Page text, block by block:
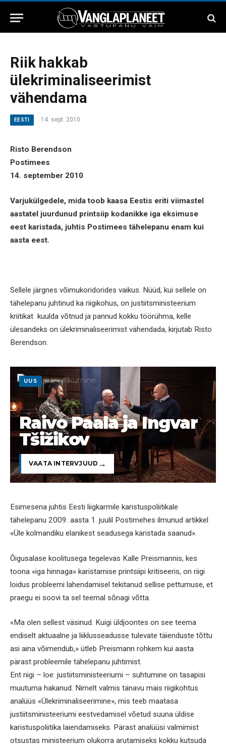
Riik hakkab
ülekriminaliseerimist
vähendama
EESTI 14. sept. 2010
Risto Berendson
Postimees
14. september 2010
Varjukülgedele, mida toob kaasa Eestis eriti viimastel
aastatel juurdunud printsiip kodanikke iga eksimuse
eest karistada, juhtis Postimees tähelepanu enam kui
aasta eest.
Sellele järgnes võimukoridorides vaikus. Nüüd, kui sellele on
tähelepanu juhtinud ka riigikohus, on justiitsministeerium
kriitikat kuulda võtnud ja pannud kokku töörühma, kelle
ülesandeks on ülekriminaliseerimist vähendada, kirjutab Risto
Berendson.
UUS
Raivo Paala ja Ingvar
Tšižikov
VAATA INTERVJUUD
Esimesena juhtis Eesti liigkarmile karistuspoliitikale
tähelepanu 2009. aasta 1. juulil Postimehes ilmunud artikkel
«Üle kolmandiku elanikest seadusega karistada saanud».
Õigusalase koolitusega tegelevas Kalle Preismannis, kes
toona «iga hinnaga» karistamise printsiipi kritiseeris, on riigi
loidus probleemi lahendamisel tekitanud sellise pettumuse, et
praegu ei soovi ta sel teemal sõnagi võtta.
«Ma olen sellest väsinud. Kuigi üldjoontes on see teema
endiselt aktuaalne ja liiklusseadusse tulevate täienduste tõttu
asi aina võimendub,» ütleb Preismann rohkem kui aasta
pärast probleemile tähelepanu juhtimist.
Ent riigi – loe: justiitsministeeriumi – suhtumine on tasapisi
muutuma hakanud. Nimelt valmis tänavu mais riigikohtus
analüüs «Ülekriminaliseerimine», mis teeb maatasa
justiitsministeeriumi eestvedamisel võetud suuna üldise
karistuspoliitika laiendamiseks. Pärast analüüsi valmimist
otsustas ministeerium olukorra arutamiseks kokku kutsuda